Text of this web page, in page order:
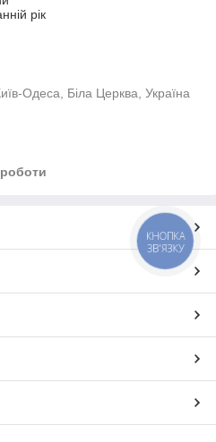
рік
Одеса, Біла Церква, Україна
КНОПКА
ЗВ'ЯЗКУ